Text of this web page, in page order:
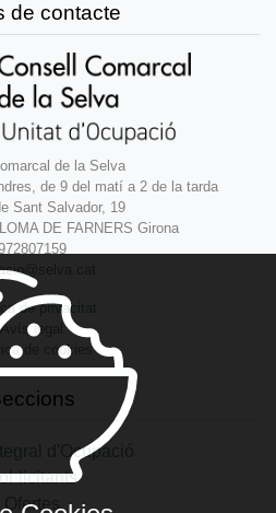
de contacte
de la Selva
de 9 del matí a 2 de la tarda
Sant Salvador, 19
DE FARNERS Girona
de privacitat
Avís legal
de cookies
d'Ocupació
Ofertes